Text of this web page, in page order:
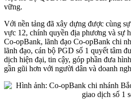
vững.
Với nền tảng đã xây dựng được cùng
vực 12, chính quyền địa phương và sự
Co-opBank, lãnh đạo Co-opBank chi
lãnh đạo, cán bộ PGD số 1 quyết tâm
dịch hiện đại, tin cậy, góp phần đưa
gần gũi hơn với người dân và doanh